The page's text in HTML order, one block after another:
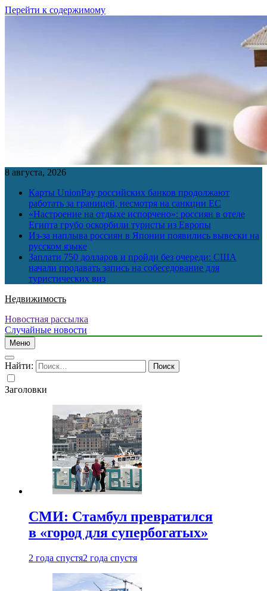
Перейти к содержимому
8 августа, 2026
Карты UnionPay российских банков продолжают
работать за границей, несмотря на санкции ЕС
«Настроение на отдыхе испорчено»: россиян в отеле
Египта грубо оскорбили туристы из Европы
Из-за наплыва россиян в Японии появились вывески на
русском языке
Заплати 750 долларов и пройди без очереди: США
начали продавать запись на собеседование для
туристических виз
Недвижимость
Новостная рассылка
Случайные новости
Меню
Найти:
Заголовки
СМИ: Стамбул превратился
в «город для супербогатых»
2 года спустя2 года спустя